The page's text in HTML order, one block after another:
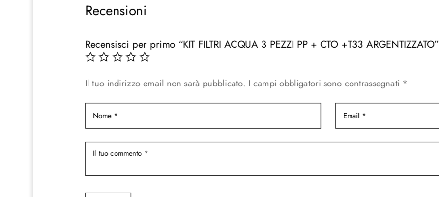
98,00 €.90,00 €.
Recensioni
Recensisci per primo “KIT FILTRI ACQUA 3 PEZZI PP + CTO +T33 ARGENTIZZATO”
Il tuo indirizzo email non sarà pubblicato. I campi obbligatori sono contrassegnati *